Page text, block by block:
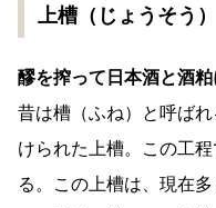
上槽（じょうそう）
醪を搾って日本酒と酒
昔は槽（ふね）と呼ば
けられた上槽。この工
る。この上槽は、現在